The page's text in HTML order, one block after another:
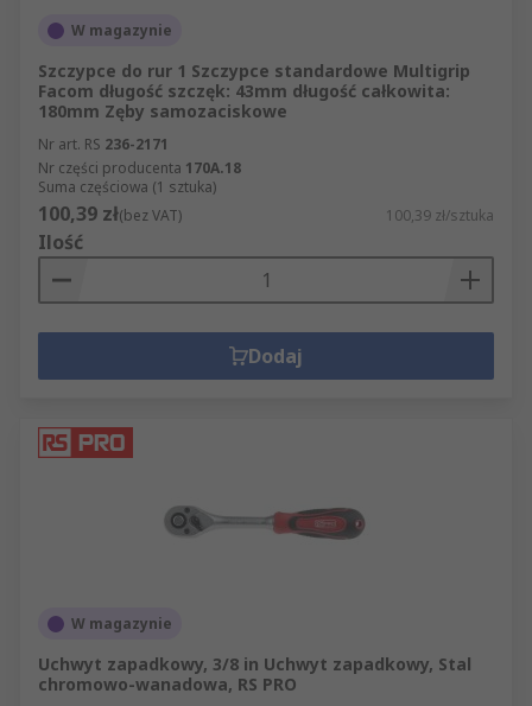
W magazynie
Szczypce do rur 1 Szczypce standardowe Multigrip
Facom długość szczęk: 43mm długość całkowita:
180mm Zęby samozaciskowe
Nr art. RS 236-2171
Nr części producenta 170A.18
Suma częściowa (1 sztuka)
100,39 zł(bez VAT) 100,39 zł/sztuka
Ilość
Dodaj
W magazynie
Uchwyt zapadkowy, 3/8 in Uchwyt zapadkowy, Stal
chromowo-wanadowa, RS PRO